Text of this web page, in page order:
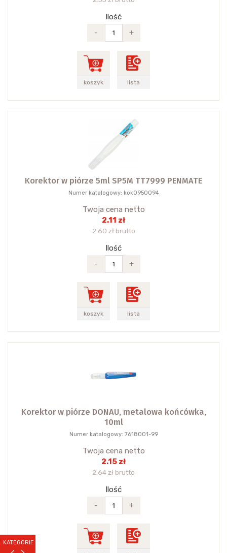
KATEGORIE
Ilość
-
+
koszyk lista
Korektor w piórze 5ml SP5M TT7999 PENMATE
Numer katalogowy: kok0950094
Twoja cena netto
2.11 zł
2.60 zł brutto
Ilość
-
+
koszyk lista
Korektor w piórze DONAU, metalowa końcówka,
10ml
Numer katalogowy: 7618001-99
Twoja cena netto
2.15 zł
2.64 zł brutto
Ilość
-
+